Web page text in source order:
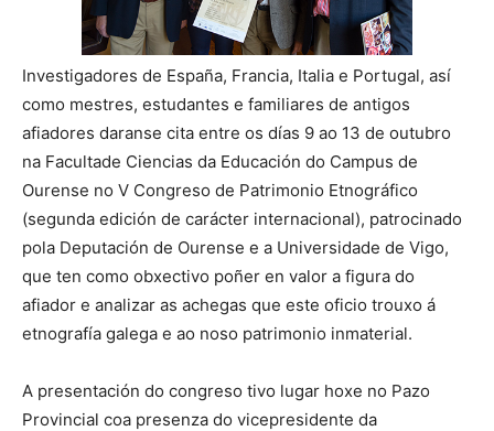
Investigadores de España, Francia, Italia e Portugal, así
como mestres, estudantes e familiares de antigos
afiadores daranse cita entre os días 9 ao 13 de outubro
na Facultade Ciencias da Educación do Campus de
Ourense no V Congreso de Patrimonio Etnográfico
(segunda edición de carácter internacional), patrocinado
pola Deputación de Ourense e a Universidade de Vigo,
que ten como obxectivo poñer en valor a figura do
afiador e analizar as achegas que este oficio trouxo á
etnografía galega e ao noso patrimonio inmaterial.
A presentación do congreso tivo lugar hoxe no Pazo
Provincial coa presenza do vicepresidente da